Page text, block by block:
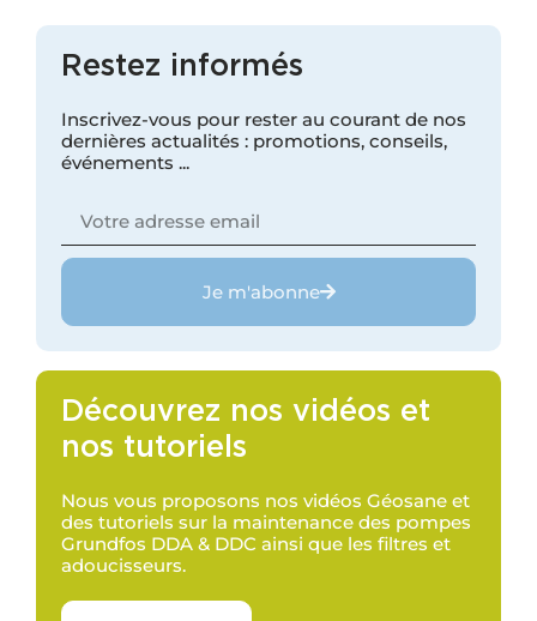
Restez informés
Inscrivez-vous pour rester au courant de nos
dernières actualités : promotions, conseils,
événements ...
Je m'abonne
Découvrez nos vidéos et
nos tutoriels
Nous vous proposons nos vidéos Géosane et
des tutoriels sur la maintenance des pompes
Grundfos DDA & DDC ainsi que les filtres et
adoucisseurs.